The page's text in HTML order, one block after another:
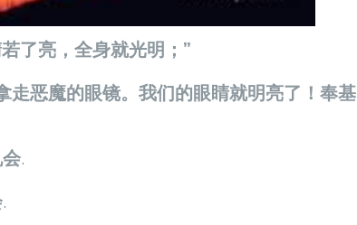
的眼睛若了亮，全身就光明；”
走恶魔的眼镜。我们的眼睛就明亮了！奉基
.
.